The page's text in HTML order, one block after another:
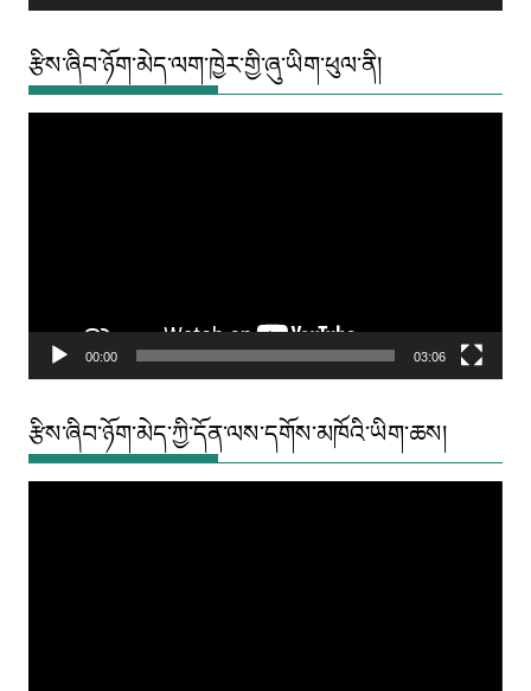
རྩིས་ཞིབ་ཉོག་མེད་ལག་ཁྱེར་གྱི་ཞུ་ཡིག་ཕུལ་ནི།
00:00 03:06
རྩིས་ཞིབ་ཉོག་མེད་ཀྱི་དོན་ལས་དགོས་མཁོའི་ཡིག་ཆས།